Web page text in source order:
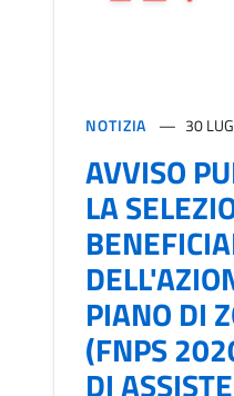
NOTIZIA 30
AVVISO
LA
PIANO DI
(FNPS
DI